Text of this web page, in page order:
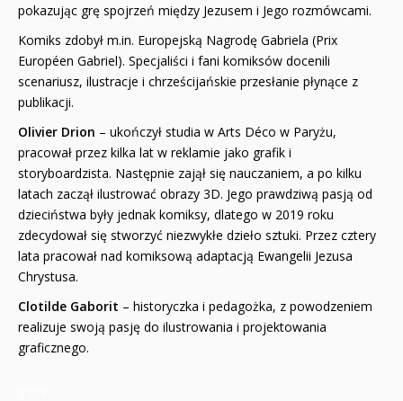
pokazując grę spojrzeń między Jezusem i Jego rozmówcami.
Komiks zdobył m.in. Europejską Nagrodę Gabriela (Prix
Européen Gabriel). Specjaliści i fani komiksów docenili
scenariusz, ilustracje i chrześcijańskie przesłanie płynące z
publikacji.
Olivier Drion – ukończył studia w Arts Déco w Paryżu,
pracował przez kilka lat w reklamie jako grafik i
storyboardzista. Następnie zajął się nauczaniem, a po kilku
latach zaczął ilustrować obrazy 3D. Jego prawdziwą pasją od
dzieciństwa były jednak komiksy, dlatego w 2019 roku
zdecydował się stworzyć niezwykłe dzieło sztuki. Przez cztery
lata pracował nad komiksową adaptacją Ewangelii Jezusa
Chrystusa.
Clotilde Gaborit – historyczka i pedagożka, z powodzeniem
realizuje swoją pasję do ilustrowania i projektowania
graficznego.